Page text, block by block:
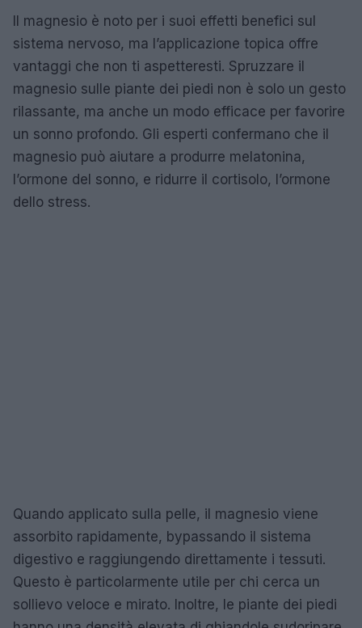
Il magnesio è noto per i suoi effetti benefici sul
sistema nervoso, ma l’applicazione topica offre
vantaggi che non ti aspetteresti. Spruzzare il
magnesio sulle piante dei piedi non è solo un gesto
rilassante, ma anche un modo efficace per favorire
un sonno profondo. Gli esperti confermano che il
magnesio può aiutare a produrre melatonina,
l’ormone del sonno, e ridurre il cortisolo, l’ormone
dello stress.
Quando applicato sulla pelle, il magnesio viene
assorbito rapidamente, bypassando il sistema
digestivo e raggiungendo direttamente i tessuti.
Questo è particolarmente utile per chi cerca un
sollievo veloce e mirato. Inoltre, le piante dei piedi